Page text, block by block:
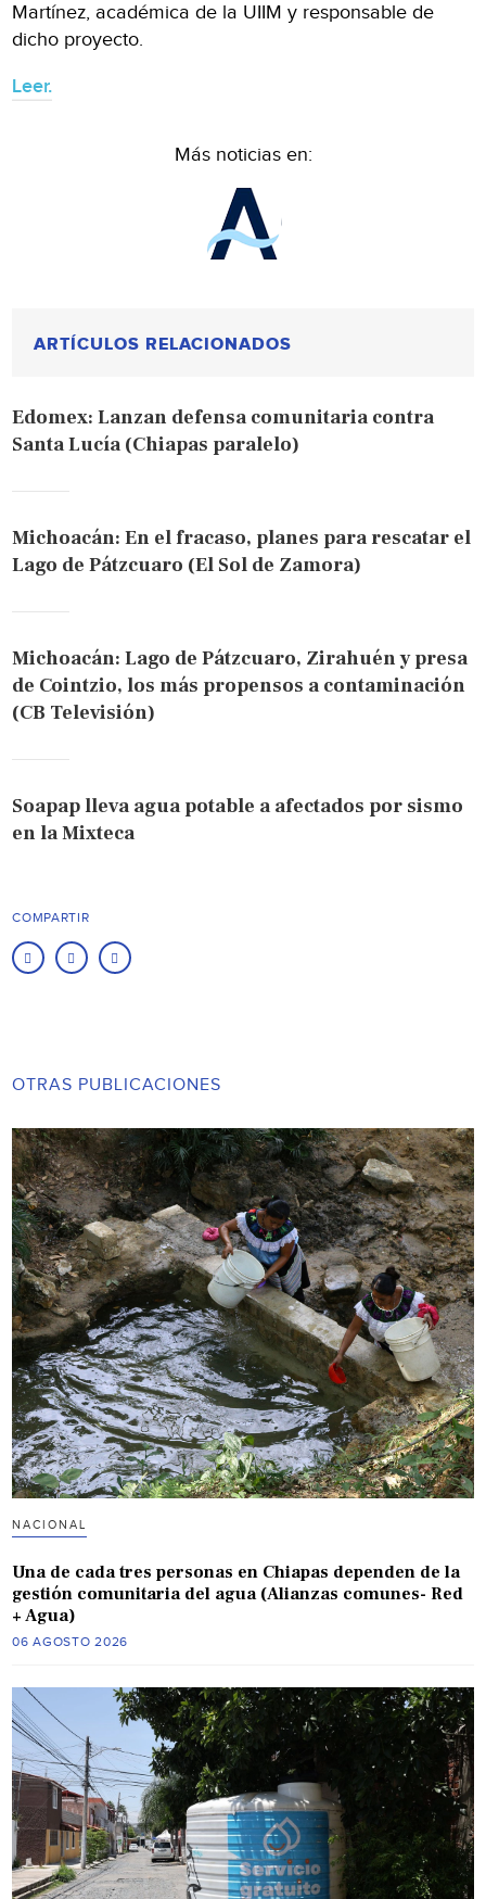
Martínez, académica de la UIIM y responsable de
dicho proyecto.
Leer.
Más noticias en:
ARTÍCULOS RELACIONADOS
Edomex: Lanzan defensa comunitaria contra
Santa Lucía (Chiapas paralelo)
Michoacán: En el fracaso, planes para rescatar el
Lago de Pátzcuaro (El Sol de Zamora)
Michoacán: Lago de Pátzcuaro, Zirahuén y presa
de Cointzio, los más propensos a contaminación
(CB Televisión)
Soapap lleva agua potable a afectados por sismo
en la Mixteca
COMPARTIR
OTRAS PUBLICACIONES
NACIONAL
Una de cada tres personas en Chiapas dependen de la
gestión comunitaria del agua (Alianzas comunes- Red
+ Agua)
06 AGOSTO 2026